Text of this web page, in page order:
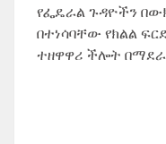
የፌዴራል ጉዳዮችን
በተነሳባቸው የክልል
ተዘዋዋሪ ችሎት